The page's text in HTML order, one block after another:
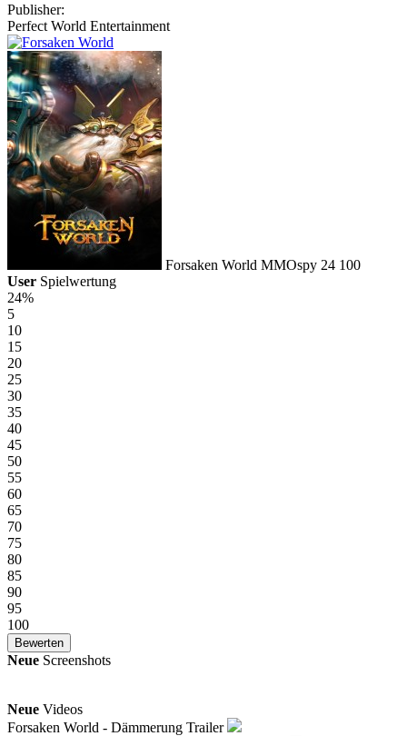
Publisher:
Perfect World Entertainment
Forsaken World MMOspy 24 100
User Spielwertung
24%
5
10
15
20
25
30
35
40
45
50
55
60
65
70
75
80
85
90
95
100
Neue Screenshots
Neue Videos
Forsaken World - Dämmerung Trailer